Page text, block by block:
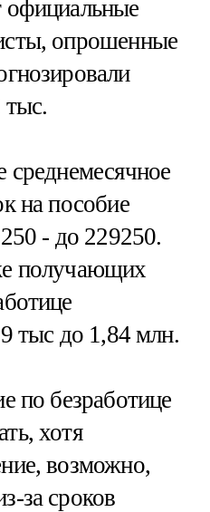
официальные
опрошенные
среднемесячное
на пособие
- до 229250.
получающих
тыс до 1,84 млн.
по безработице
хотя
возможно,
за сроков